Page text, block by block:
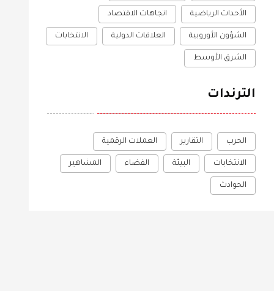
الأحداث الرياضية اتجاهات الاقتصاد
الشؤون الأوروبية العلاقات الدولية الانتخابات
الشرق الأوسط
الترندات
الحرب التقارير العملات الرقمية
الانتخابات البيئة الفضاء المشاهير
الحوادث